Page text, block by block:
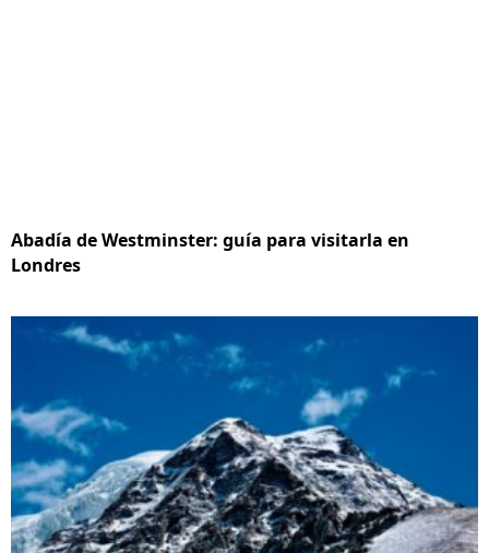
Abadía de Westminster: guía para visitarla en
Londres